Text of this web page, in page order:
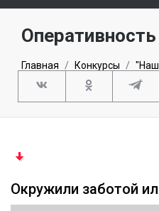
Оперативность
Главная Конкурсы "Наш
Окружили заботой